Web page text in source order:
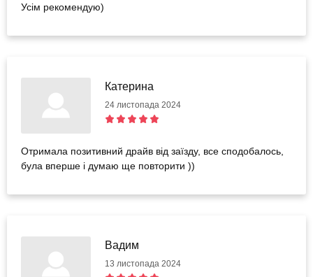
Усім рекомендую)
Катерина
24 листопада 2024
Отримала позитивний драйв від заїзду, все сподобалось,
була вперше і думаю ще повторити ))
Вадим
13 листопада 2024